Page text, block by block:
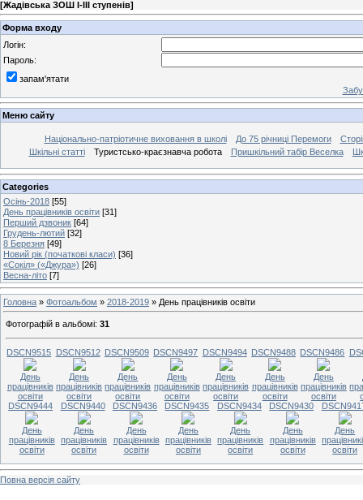
[Жадівська ЗОШ І-ІІІ ступенів]
Форма входу
Логін:
Пароль:
запам'ятати
Меню сайту
Національно-патріотичне виховання в школі До 75 річниці Перемоги
Шкільні статті
Туристсько-краєзнавча робота Пришкільний табір Веселка
Categories
Осінь-2018 [55]
День працівників освіти [31]
Перший дзвоник [64]
Грудень-лютий [32]
8 Березня [49]
Новий рік (початкові класи) [36]
«Сокіл» («Джура») [26]
Весна-літо [7]
Головна » Фотоальбом » 2018-2019 » День працівників освіти
Фотографій в альбомі: 31
DSCN9515
День
працівників
освіти
DSCN9512
День
працівників
освіти
DSCN9509
День
працівників
освіти
DSCN9497
День
працівників
освіти
DSCN9494
День
працівників
освіти
DSCN9488
День
працівників
освіти
DSCN9486
День
працівників
освіти
DSCN9444
День
працівників
освіти
DSCN9440
День
працівників
освіти
DSCN9436
День
працівників
освіти
DSCN9435
День
працівників
освіти
DSCN9434
День
працівників
освіти
DSCN9430
День
працівників
освіти
День
освіти
Повна версія сайту